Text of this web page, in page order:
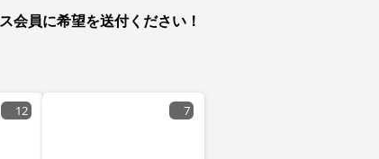
会員に希望を送付ください！
12 7